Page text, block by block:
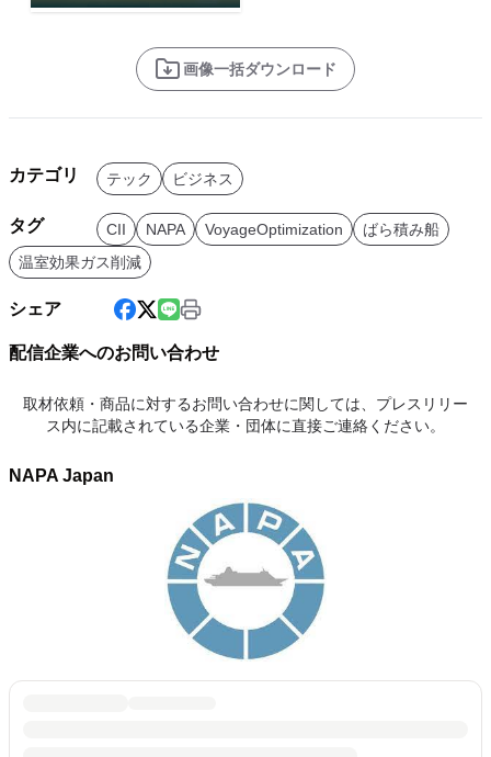
画像一括ダウンロード
カテゴリ テック ビジネス
タグ CII NAPA VoyageOptimization
ばら積み船
温室効果ガス削減
シェア
配信企業へのお問い合わせ
取材依頼・商品に対するお問い合わせに関しては、プレスリリー
ス内に記載されている企業・団体に直接ご連絡ください。
NAPA Japan